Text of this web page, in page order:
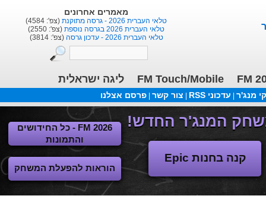
מאמרים אחרונים
טלאי העברית 2026 - גרסה מתוקנת
(צפ': 4584)
טלאי העברית 2026 בגרסה נוספת
(צפ': 2550)
טלאי העברית 2026 - עדכון גרסה
(צפ': 3814)
FM
FM Touch/Mobile ליגה ישראלית
מנג'ר עדכוני RSS צור קשר פרסם אצלנו
קנה בחנות Epic
FM 2026 - כל החידושים
והתמונות
הוראות להפעלת המשחק